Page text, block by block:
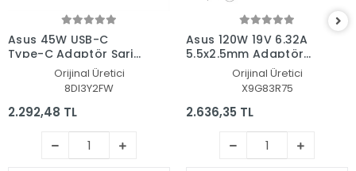
Asus 45W USB-C
Type-C Adaptör Şarj
Aleti-CihazıOrijinal Üretici
8DI3Y2FW
2.292,48 TL
Asus 120W 19V 6.32A
5.5x2.5mm Adaptör
Şarj Aleti-Cihazı
Orijinal Üretici
X9G83R75
2.636,35 TL